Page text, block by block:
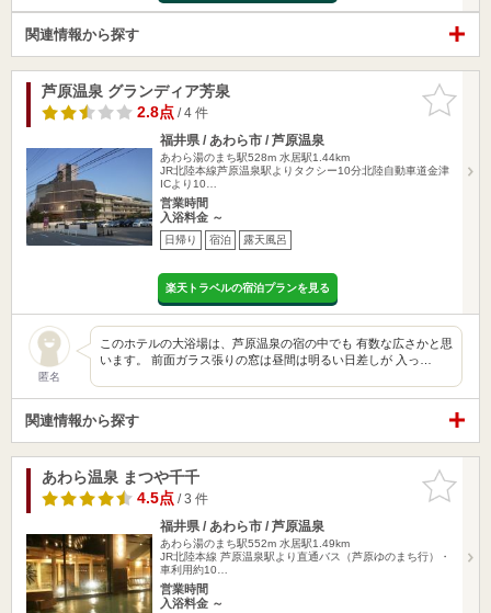
関連情報から探す
お気に入
りに追加
芦原温泉 グランディア芳泉
2.8点/ 4 件
福井県 / あわら市 / 芦原温泉
あわら湯のまち駅528m 水居駅1.44km
JR北陸本線芦原温泉駅よりタクシー10分北陸自動車道金津
ICより10…
営業時間
入浴料金 ～
日帰り 宿泊 露天風呂
楽天トラベルの宿泊プランを見る
匿名
このホテルの大浴場は、芦原温泉の宿の中でも 有数な広さかと思
います。 前面ガラス張りの窓は昼間は明るい日差しが 入っ…
関連情報から探す
お気に入
りに追加
あわら温泉 まつや千千
4.5点/ 3 件
福井県 / あわら市 / 芦原温泉
あわら湯のまち駅552m 水居駅1.49km
JR北陸本線 芦原温泉駅より直通バス（芦原ゆのまち行）・
車利用約10…
営業時間
入浴料金 ～